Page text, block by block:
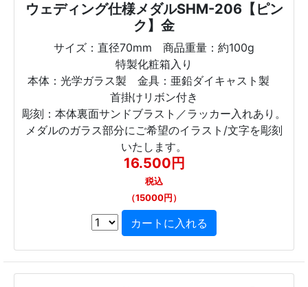
ウェディング仕様メダルSHM-206【ピン
ク】金
サイズ：直径70mm 商品重量：約100g
特製化粧箱入り
本体：光学ガラス製 金具：亜鉛ダイキャスト製
首掛けリボン付き
彫刻：本体裏面サンドブラスト／ラッカー入れあり。
メダルのガラス部分にご希望のイラスト/文字を彫刻
いたします。
16.500円
税込
（15000円）